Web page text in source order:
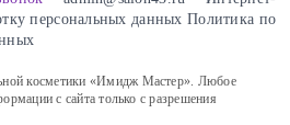
персональных данныхПолитика по
косметики «Имидж Мастер». Любое
с сайта только с разрешения